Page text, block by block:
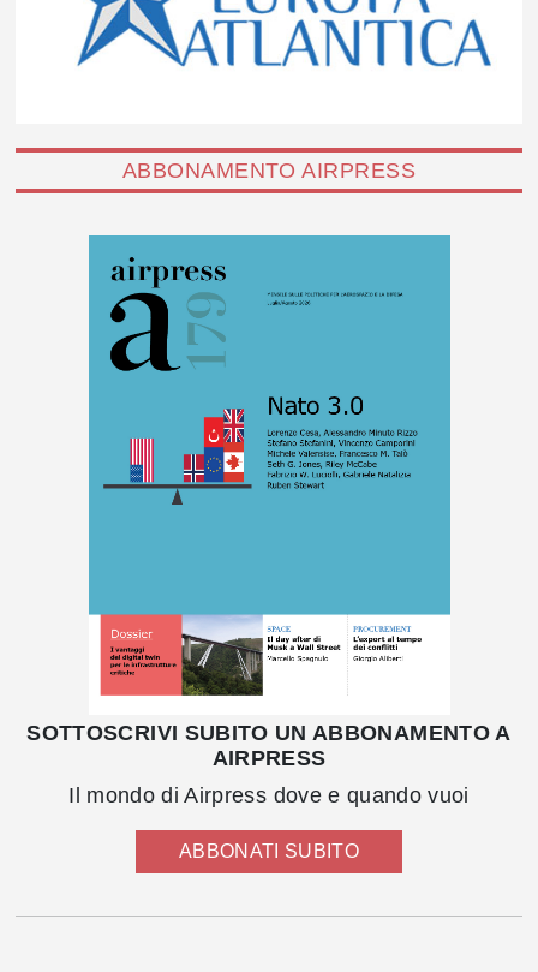
ABBONAMENTO AIRPRESS
SOTTOSCRIVI SUBITO UN ABBONAMENTO A
AIRPRESS
Il mondo di Airpress dove e quando vuoi
ABBONATI SUBITO